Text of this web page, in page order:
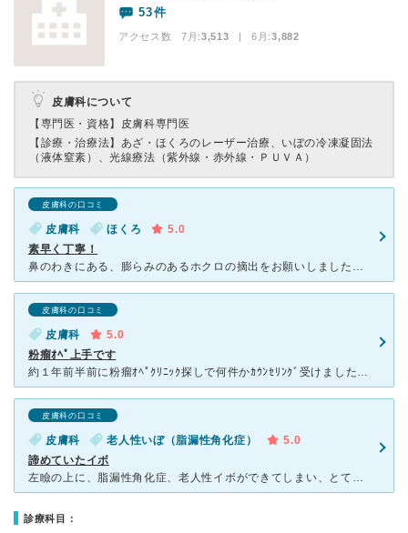
53件
アクセス数 7月:3,513 | 6月:3,882
皮膚科について
【専門医・資格】 皮膚科専門医
【診療・治療法】 あざ・ほくろのレーザー治療、いぼの冷凍凝固法
（液体窒素）、光線療法（紫外線・赤外線・ＰＵＶＡ）
皮膚科の口コミ
皮膚科 ほくろ
5.0
素早く丁寧！
鼻のわきにある、膨らみのあるホクロの摘出をお願いしました。 美容クリニックだと技術的に不安だったため、こちらの皮膚科でお願いしました。 跡に残ることなく、素早く綺麗に取ってもらえました。 数日間
皮膚科の口コミ
皮膚科
5.0
粉瘤ｵﾍﾟ上手です
約１年前半前に粉瘤ｵﾍﾟｸﾘﾆｯｸ探しで何件かｶｳﾝｾﾘﾝｸﾞ受けましたが自分がお願いしたい医師とは巡り会えず...最後こちらの院長の「くり抜き法」ｵﾍﾟでお願いしました。傷跡も目立たなく本当にやって
皮膚科の口コミ
皮膚科 老人性いぼ（脂漏性角化症）
5.0
諦めていたイボ
左瞼の上に、脂漏性角化症、老人性イボができてしまい、とても気になっていました。場所が、瞼の上という事で、取れないだろうと諦めていましたが、調べると、こちらの皮膚科で可能だと知り、早速、取っていただきま
診療科目：